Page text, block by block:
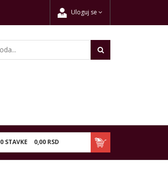
Uloguj se
0 STAVKE 0,00 RSD